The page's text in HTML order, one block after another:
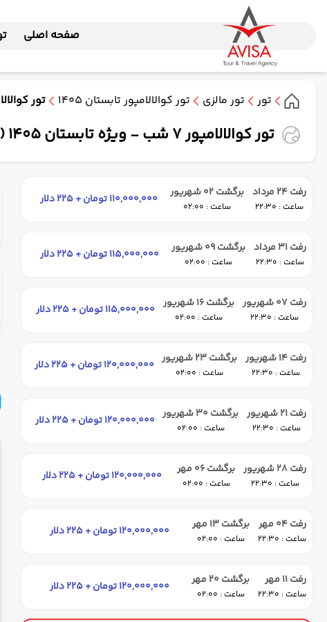
صفحه اصلی
تور تور مالزی تور کوالالامپور تابستان 1405 تور کوالالامپور 7 شب - ویژه تابستان
تور کوالالامپور 7 شب - ویژه تابستان 1405 ( ایران ایرتور )
رفت 24 مرداد
ساعت : 22:30
برگشت 02 شهریور
ساعت : 02:00
110,000,000 تومان + 225 دلار
رفت 31 مرداد
ساعت : 22:30
برگشت 09 شهریور
ساعت : 02:00
115,000,000 تومان + 225 دلار
رفت 07 شهریور
ساعت : 22:30
برگشت 16 شهریور
ساعت : 02:00
115,000,000 تومان + 225 دلار
رفت 14 شهریور
ساعت : 22:30
برگشت 23 شهریور
ساعت : 02:00
120,000,000 تومان + 225 دلار
رفت 21 شهریور
ساعت : 22:30
برگشت 30 شهریور
ساعت : 02:00
120,000,000 تومان + 225 دلار
رفت 28 شهریور
ساعت : 22:30
برگشت 06 مهر
ساعت : 02:00
120,000,000 تومان + 225 دلار
رفت 04 مهر
ساعت : 22:30
برگشت 13 مهر
ساعت : 02:00
120,000,000 تومان + 225 دلار
رفت 11 مهر
ساعت : 22:30
برگشت 20 مهر
ساعت : 02:00
120,000,000 تومان + 225 دلار